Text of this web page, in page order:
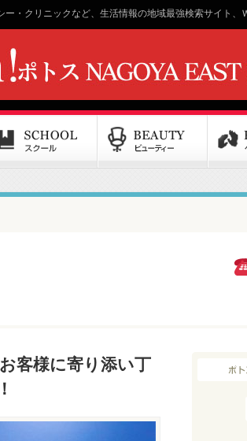
・クリニックなど、生活情報の地域最強検索サイト、
客様に寄り添い丁